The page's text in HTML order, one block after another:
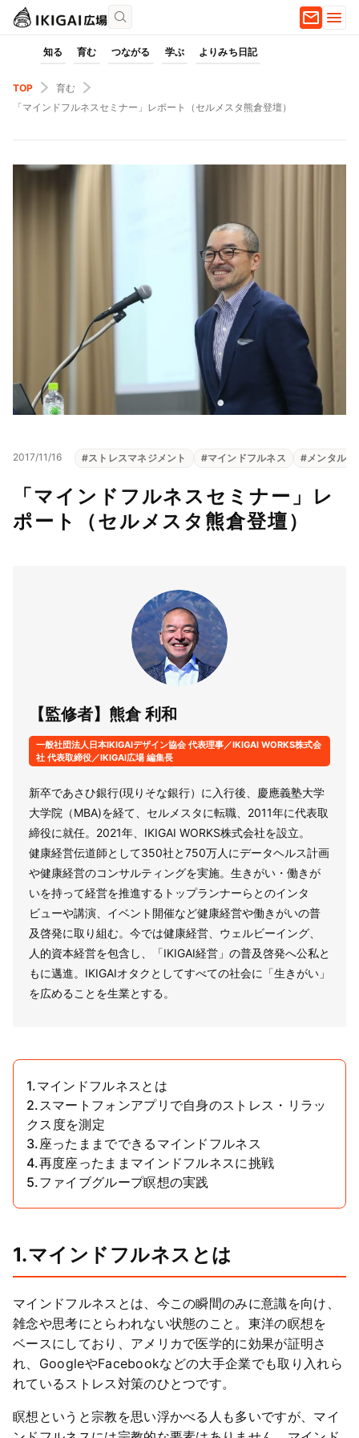
知る 育む つながる 学ぶ よりみち日記
TOP
育む
「マインドフルネスセミナー」レポート（セルメスタ熊倉登壇）
2017/11/16 #ストレスマネジメント #マインドフルネス #メンタルヘ
「マインドフルネスセミナー」レ
ポート（セルメスタ熊倉登壇）
【監修者】熊倉 利和
一般社団法人日本IKIGAIデザイン協会 代表理事／IKIGAI WORKS株式会
社 代表取締役／IKIGAI広場 編集長
新卒であさひ銀行(現りそな銀行）に入行後、慶應義塾大学
大学院（MBA)を経て、セルメスタに転職、2011年に代表取
締役に就任。2021年、IKIGAI WORKS株式会社を設立。
健康経営伝道師として350社と750万人にデータヘルス計画
や健康経営のコンサルティングを実施。生きがい・働きが
いを持って経営を推進するトップランナーらとのインタ
ビューや講演、イベント開催など健康経営や働きがいの普
及啓発に取り組む。今では健康経営、ウェルビーイング、
人的資本経営を包含し、「IKIGAI経営」の普及啓発へ公私と
もに邁進。IKIGAIオタクとしてすべての社会に「生きがい」
を広めることを生業とする。
1.マインドフルネスとは
2.スマートフォンアプリで自身のストレス・リラッ
クス度を測定
3.座ったままでできるマインドフルネス
4.再度座ったままマインドフルネスに挑戦
5.ファイブグループ瞑想の実践
1.マインドフルネスとは
マインドフルネスとは、今この瞬間のみに意識を向け、
雑念や思考にとらわれない状態のこと。東洋の瞑想を
ベースにしており、アメリカで医学的に効果が証明さ
れ、GoogleやFacebookなどの大手企業でも取り入れら
れているストレス対策のひとつです。
瞑想というと宗教を思い浮かべる人も多いですが、マイ